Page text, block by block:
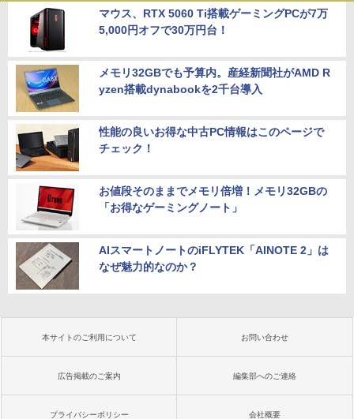
マウス、RTX 5060 Ti搭載ゲーミングPCが7万
5,000円オフで30万円台！
メモリ32GBでも予算内。産経新聞社がAMD R
yzen搭載dynabookを2千台導入
性能の良いお得な中古PC情報はこのページで
チェック！
お値段そのままでメモリ倍増！メモリ32GBの
「お得なゲーミングノート」
AIスマートノートのiFLYTEK「AINOTE 2」は
なぜ魅力的なのか？
本サイトのご利用について お問い合わせ
広告掲載のご案内 編集部へのご連絡
プライバシーポリシー 会社概要